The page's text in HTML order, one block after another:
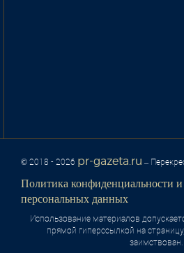
© 2018 - 2026 pr-gazeta.ru –
Политика конфиденциальности и
персональных данных
Использование материалов
прямой гиперссылкой на
заимствован.